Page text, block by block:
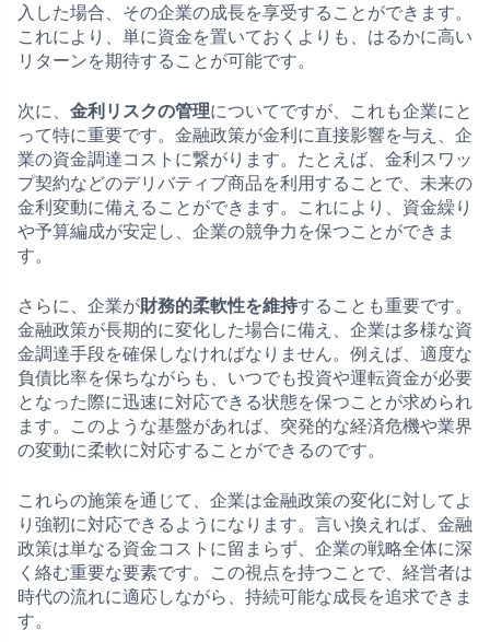
入した場合、その企業の成長を享受することができます。
これにより、単に資金を置いておくよりも、はるかに高い
リターンを期待することが可能です。
次に、 金利リスクの管理についてですが、これも企業にと
って特に重要です。金融政策が金利に直接影響を与え、企
業の資金調達コストに繋がります。たとえば、金利スワッ
プ契約などのデリバティブ商品を利用することで、未来の
金利変動に備えることができます。これにより、資金繰り
や予算編成が安定し、企業の競争力を保つことができま
す。
さらに、企業が財務的柔軟性を維持することも重要です。
金融政策が長期的に変化した場合に備え、企業は多様な資
金調達手段を確保しなければなりません。例えば、適度な
負債比率を保ちながらも、いつでも投資や運転資金が必要
となった際に迅速に対応できる状態を保つことが求められ
ます。このような基盤があれば、突発的な経済危機や業界
の変動に柔軟に対応することができるのです。
これらの施策を通じて、企業は金融政策の変化に対してよ
り強靭に対応できるようになります。言い換えれば、金融
政策は単なる資金コストに留まらず、企業の戦略全体に深
く絡む重要な要素です。この視点を持つことで、経営者は
時代の流れに適応しながら、持続可能な成長を追求できま
す。